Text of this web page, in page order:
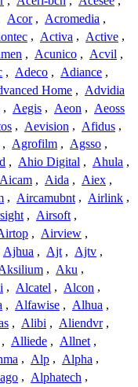
Acor , Acromedia ,
, Activa , Active ,
, Acunico , Acvil ,
, Adeco , Adiance ,
Home , Advidia
, Aegis , Aeon , Aeoss
, Aevision , Afidus ,
, Agrofilm , Agsso ,
, Ahio Digital , Ahula ,
Aicam , Aida , Aiex ,
, Aircamubnt , Airlink ,
, Airsoft ,
, Airview ,
Ajhua , Ajt , Ajtv ,
, Aku ,
, Alcatel , Alcon ,
, Alfawise , Alhua ,
, Alibi , Aliendvr ,
, Alliede , Allnet ,
, Alp , Alpha ,
, Alphatech ,